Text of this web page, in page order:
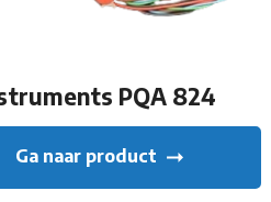
PQA 824
Ga naar product